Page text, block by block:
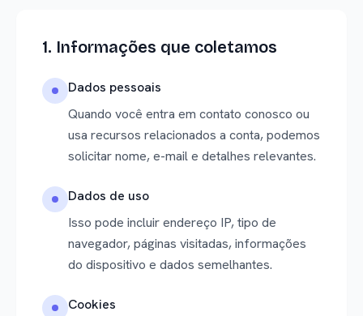
1. Informações que coletamos
Dados pessoais
Quando você entra em contato conosco ou
usa recursos relacionados a conta, podemos
solicitar nome, e-mail e detalhes relevantes.
Dados de uso
Isso pode incluir endereço IP, tipo de
navegador, páginas visitadas, informações
do dispositivo e dados semelhantes.
Cookies